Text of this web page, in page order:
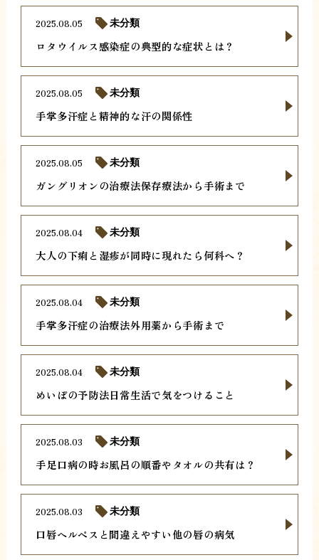
ロタウイルス感染症の典型的な症状とは？
2025.08.05 未分類
手掌多汗症と精神的な汗の関係性
2025.08.05 未分類
ガングリオンの治療法保存療法から手術まで
2025.08.05 未分類
大人の下痢と湿疹が同時に現れたら何科へ？
2025.08.04 未分類
手掌多汗症の治療法外用薬から手術まで
2025.08.04 未分類
めいぼの予防法日常生活で気をつけること
2025.08.04 未分類
手足口病の時お風呂の順番やタオルの共有は？
2025.08.03 未分類
口唇ヘルペスと間違えやすい他の唇の病気
2025.08.03 未分類